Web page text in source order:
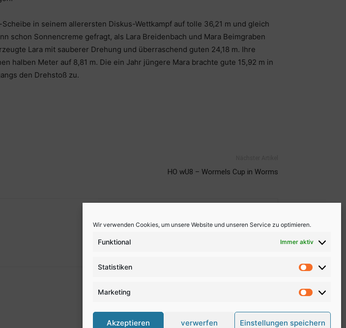
Wir verwenden Cookies, um unsere Website und unseren Service zu optimieren.
Funktional Immer aktiv
Statistiken
Marketing
Marketing
Akzeptieren verwerfen Einstellungen speichern
in seinem allerersten Diskus-Wettkampf auf tolle 36,21 m und gleich
schon Sonnencreme gefragt, als Lara Breidenbach und Mara Beimgraben
Lara mit sauberer Drehung und überraschend guten 24,18 m. Ihre
halben Meter auf 8,81 m. Die ein Jahr jüngere Mara brachte gute 15,92 m in
den Drehstoß zu.
HO wU8 – Wormels Cup in Worms